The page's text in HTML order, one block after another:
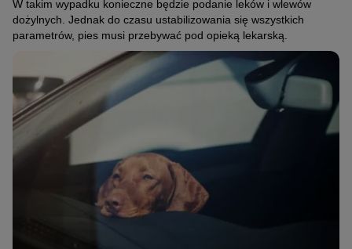
W takim wypadku konieczne będzie podanie leków i wlewów
dożylnych. Jednak do czasu ustabilizowania się wszystkich
parametrów, pies musi przebywać pod opieką lekarską.